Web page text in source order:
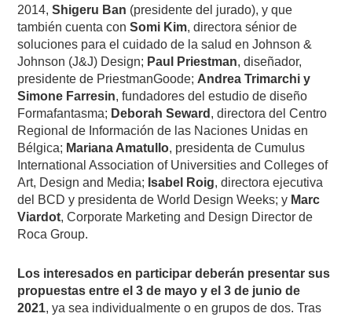
2014,Shigeru Ban (presidente del jurado), y que
también cuenta conSomi Kim, directora sénior de
soluciones para el cuidado de la salud en Johnson &
Johnson (J&J) Design; Paul Priestman, diseñador,
presidente de PriestmanGoode; Andrea Trimarchi y
Simone Farresin, fundadores del estudio de diseño
Formafantasma; Deborah Seward , directora del Centro
Regional de Información de las Naciones Unidas en
Bélgica; Mariana Amatullo, presidenta de Cumulus
International Association of Universities and Colleges of
Art, Design and Media; Isabel Roig, directora ejecutiva
del BCD y presidenta de World Design Weeks; y Marc
Viardot, Corporate Marketing and Design Director de
Roca Group.
Los interesados en participar deberán presentar sus
propuestas entre el 3 de mayo y el 3 de junio de
2021, ya sea individualmente o en grupos de dos. Tras